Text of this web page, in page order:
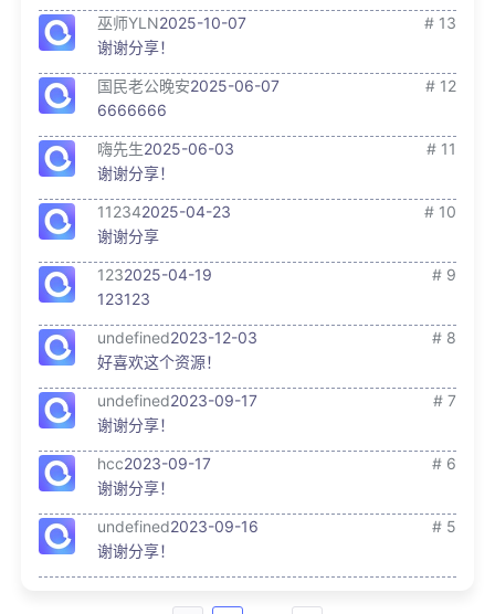
巫师YLN2025-10-07
# 13
谢谢分享！
国民老公晚安2025-06-07
# 12
6666666
嗨先生2025-06-03
# 11
谢谢分享！
112342025-04-23
# 10
谢谢分享
1232025-04-19
# 9
123123
undefined2023-12-03
# 8
好喜欢这个资源！
undefined2023-09-17
# 7
谢谢分享！
hcc2023-09-17
# 6
谢谢分享！
undefined2023-09-16
# 5
谢谢分享！